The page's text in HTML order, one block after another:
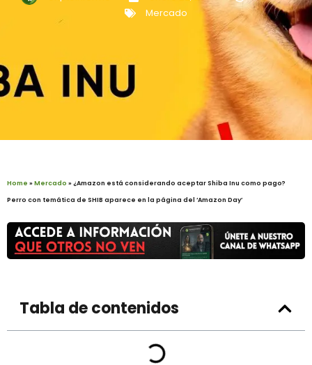
Mercado
Home »Mercado »¿Amazon está considerando aceptar Shiba Inu como pago?
Perro con temática de SHIB aparece en la página del ‘Amazon Day’
Tabla de contenidos